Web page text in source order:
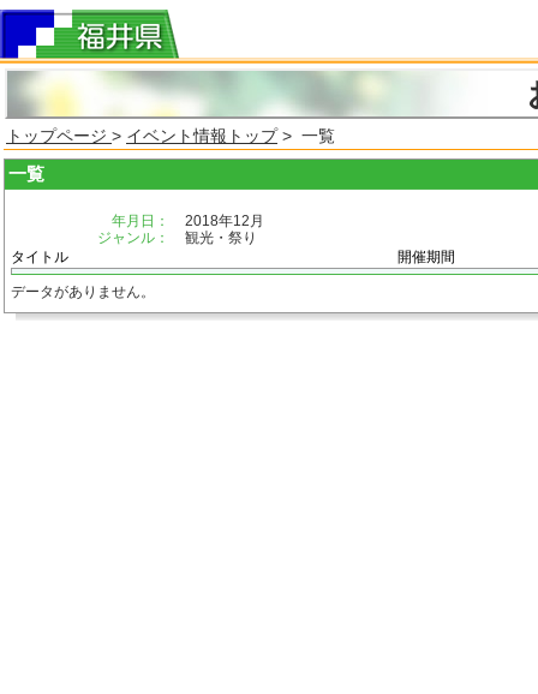
トップページ > イベント情報トップ> 一覧
一覧
年月日：
2018年12月
ジャンル：
観光・祭り
タイトル
開催期間
データがありません。